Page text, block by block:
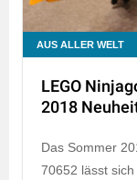
AUS ALLER WELT
LEGO
2018
Das Sommer
70652 lässt